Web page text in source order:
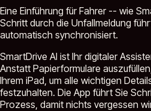
Eine Einführung für Fahrer -- wie
Schritt durch die Unfallmeldung
automatisch synchronisiert.
SmartDrive AI ist Ihr digitaler
Anstatt Papierformulare
Ihrem iPad, um alle wichtigen
festzuhalten. Die App führt Sie
Prozess, damit nichts vergessen